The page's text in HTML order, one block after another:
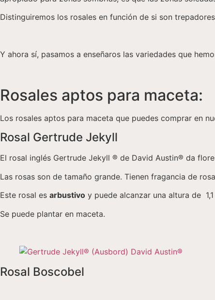
Distinguiremos los rosales en función de si son
Y ahora sí, pasamos a enseñaros las variedades que
Rosales aptos para maceta:
Los rosales aptos para maceta que puedes comprar en
Rosal Gertrude Jekyll
El rosal inglés Gertrude Jekyll ® de David Austin® da
Las rosas son de tamaño grande. Tienen fragancia de
Este rosal es arbustivo y puede alcanzar una altura de 1,1
Se puede plantar en maceta.
Rosal Boscobel